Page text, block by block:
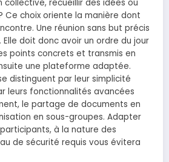
collective, recueillir des idées ou
Ce choix oriente la manière dont
Une réunion sans but précis
Elle doit donc avoir un ordre du jour
points concrets et transmis en
une plateforme adaptée.
distinguent par leur simplicité
leurs fonctionnalités avancées
le partage de documents en
en sous-groupes. Adapter
à la nature des
de sécurité requis vous évitera